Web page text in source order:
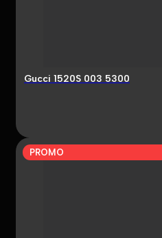
Gucci 1520S 003 5300
PROMO